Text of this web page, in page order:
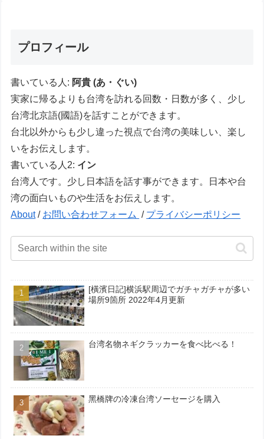
プロフィール
書いている人: 阿貴 (あ・ぐい)
実家に帰るよりも台湾を訪れる回数・日数が多く、少し
台湾北京語(國語)を話すことができます。
台北以外からも少し違った視点で台湾の美味しい、楽し
いをお伝えします。
書いている人2: イン
台湾人です。少し日本語を話す事ができます。日本や台
湾の面白いものや生活をお伝えします。
About/ お問い合わせフォーム / プライバシーポリシー
[橫濱日記]横浜駅周辺でガチャガチャが多い
場所9箇所 2022年4月更新
台湾名物ネギクラッカーを食べ比べる！
黑橋牌の冷凍台湾ソーセージを購入